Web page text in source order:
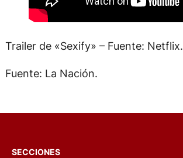
Trailer de «Sexify» – Fuente: Netflix.
Fuente: La Nación.
SECCIONES